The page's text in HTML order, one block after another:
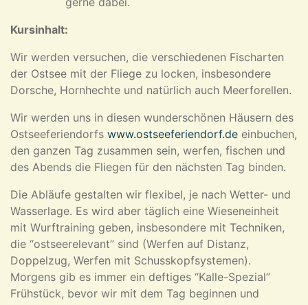
Kursinhalt:
Wir werden versuchen, die verschiedenen Fischarten
der Ostsee mit der Fliege zu locken, insbesondere
Dorsche, Hornhechte und natürlich auch Meerforellen.
Wir werden uns in diesen wunderschönen Häusern des
Ostseeferiendorfs www.ostseeferiendorf.de einbuchen,
den ganzen Tag zusammen sein, werfen, fischen und
des Abends die Fliegen für den nächsten Tag binden.
Die Abläufe gestalten wir flexibel, je nach Wetter- und
Wasserlage. Es wird aber täglich eine Wieseneinheit
mit Wurftraining geben, insbesondere mit Techniken,
die “ostseerelevant” sind (Werfen auf Distanz,
Doppelzug, Werfen mit Schusskopfsystemen).
Morgens gib es immer ein deftiges “Kalle-Spezial”
Frühstück, bevor wir mit dem Tag beginnen und